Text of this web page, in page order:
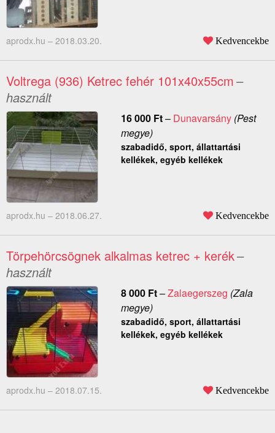
aprodx.hu – 2018.03.20. Kedvencekbe
Voltrega (936) Ketrec fehér 101x40x55cm–
használt
16 000 Ft– Dunavarsány(Pest
megye)
szabadidő, sport, állattartási
kellékek, egyéb kellékek
aprodx.hu – 2018.06.27. Kedvencekbe
Törpehörcsögnek alkalmas ketrec + kerék–
használt
8 000 Ft–Zalaegerszeg (Zala
megye)
szabadidő, sport, állattartási
kellékek, egyéb kellékek
aprodx.hu – 2018.07.15. Kedvencekbe